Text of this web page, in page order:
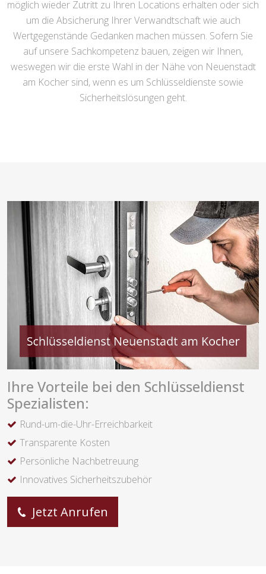
möglich wieder Zutritt zu Ihren Locations erhalten oder sich
um die Absicherung Ihrer Verwandtschaft wie auch
Wertgegenstände Gedanken machen müssen. Sofern Sie
auf unsere Sachkompetenz bauen, zeigen wir Ihnen,
weswegen wir die erste Wahl in der Nähe von Neuenstadt
am Kocher sind, wenn es um Schlüsseldienste sowie
Sicherheitslösungen geht.
Ihre Vorteile bei den Schlüsseldienst
Spezialisten:
Rund-um-die-Uhr-Erreichbarkeit
Transparente Kosten
Persönliche Nachbetreuung
Innovatives Sicherheitszubehör
Jetzt Anrufen